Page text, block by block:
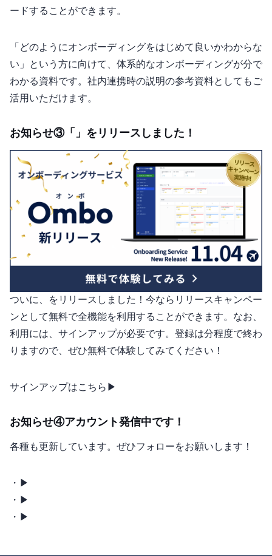
ードすることができます。
「どのようにオンボーディングをはじめて良いかわからな
い」という方に向けて、体系的なオンボーディングが3分で
わかる資料です。社内連携時の説明の参考資料としてもご
活用いただけます。
お知らせ③「Ombo」をリリースしました！
ついに、Omboをリリースしました！今ならリリースキャンペー
ンとして無料で全機能を利用することができます。なお、
利用には、サインアップが必要です。登録は2分程度で終わ
りますので、ぜひ無料で体験してみてください！
サインアップはこちら ▶︎
お知らせ④ Ombo SNSアカウント発信中です！
各種SNSも更新しています。ぜひフォローをお願いします！
・Ombo X ▶︎
・Ombo Facebook ▶︎
・Ombo note ▶︎